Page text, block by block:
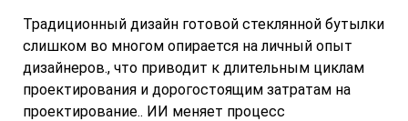
Традиционный дизайн готовой стеклянной бутылки
слишком во многом опирается на личный опыт
дизайнеров., что приводит к длительным циклам
проектирования и дорогостоящим затратам на
проектирование.. ИИ меняет процесс